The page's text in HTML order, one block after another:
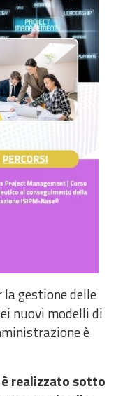
gestione delle
nuovi modelli di
è
realizzato sotto